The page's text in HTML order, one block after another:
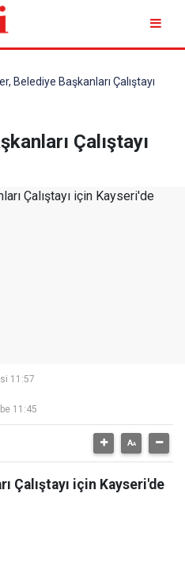
Belediye Başkanları Çalıştayı
Çalıştayı
11:57
11:45
Çalıştayı için Kayseri'de